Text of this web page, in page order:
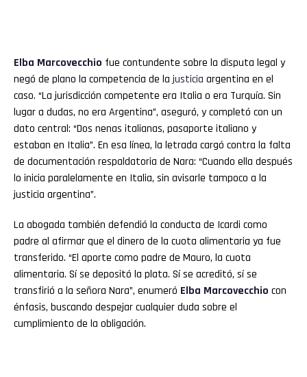
Elba Marcovecchio fue contundente sobre la disputa legal y
negó de plano la competencia de lajusticia argentina en el
caso. “La jurisdicción competente era Italia o era Turquía. Sin
lugar a dudas, no era Argentina”, aseguró, y completó con un
dato central: “Dos nenas italianas, pasaporte italiano y
estaban en Italia”. En esa línea, la letrada cargó contra la falta
de documentación respaldatoria de Nara: “Cuando ella después
lo inicia paralelamente en Italia, sin avisarle tampoco a la
justicia argentina”.
La abogada también defendió la conducta de Icardi como
padre al afirmar que el dinero de la cuota alimentaria ya fue
transferido. “El aporte como padre de Mauro, la cuota
alimentaria. Sí se depositó la plata. Sí se acreditó, sí se
transfirió a la señora Nara”, enumeró Elba Marcovecchio con
énfasis, buscando despejar cualquier duda sobre el
cumplimiento de la obligación.